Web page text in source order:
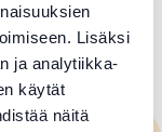
Lisäksi
ja analytiikka-
käytät
näitä